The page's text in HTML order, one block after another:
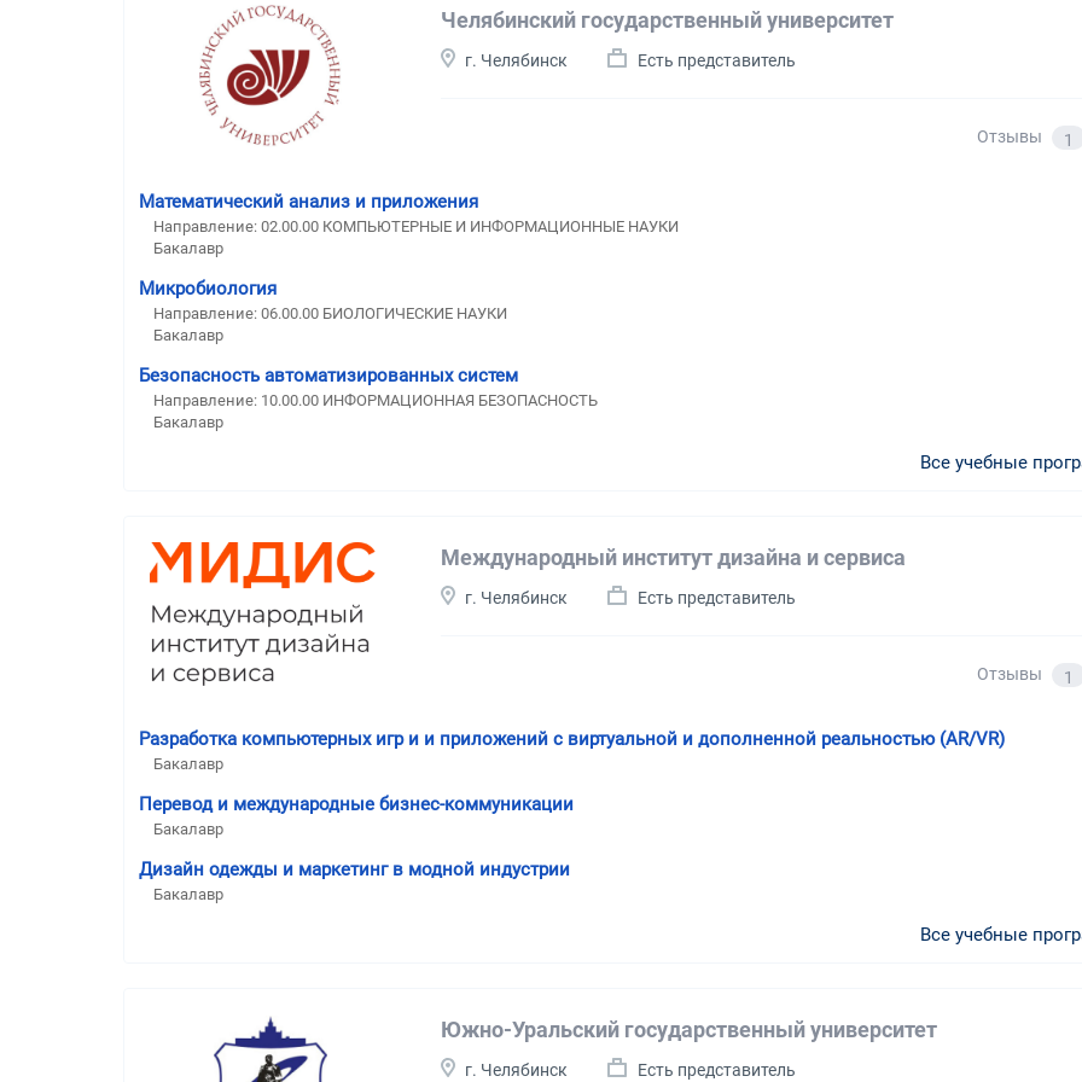
Челябинский государственный университет
г. Челябинск Есть представитель
Отзывы 1
Математический анализ и приложения
Направление: 02.00.00 КОМПЬЮТЕРНЫЕ И ИНФОРМАЦИОННЫЕ НАУКИ
Бакалавр
Микробиология
Направление: 06.00.00 БИОЛОГИЧЕСКИЕ НАУКИ
Бакалавр
Безопасность автоматизированных систем
Направление: 10.00.00 ИНФОРМАЦИОННАЯ БЕЗОПАСНОСТЬ
Бакалавр
Все учебные
Международный институт дизайна и сервиса
г. Челябинск Есть представитель
Отзывы 1
Разработка компьютерных игр и и приложений с виртуальной и дополненной реальностью (AR/VR)
Бакалавр
Перевод и международные бизнес-коммуникации
Бакалавр
Дизайн одежды и маркетинг в модной индустрии
Бакалавр
Все учебные
Южно-Уральский государственный университет
г. Челябинск Есть представитель